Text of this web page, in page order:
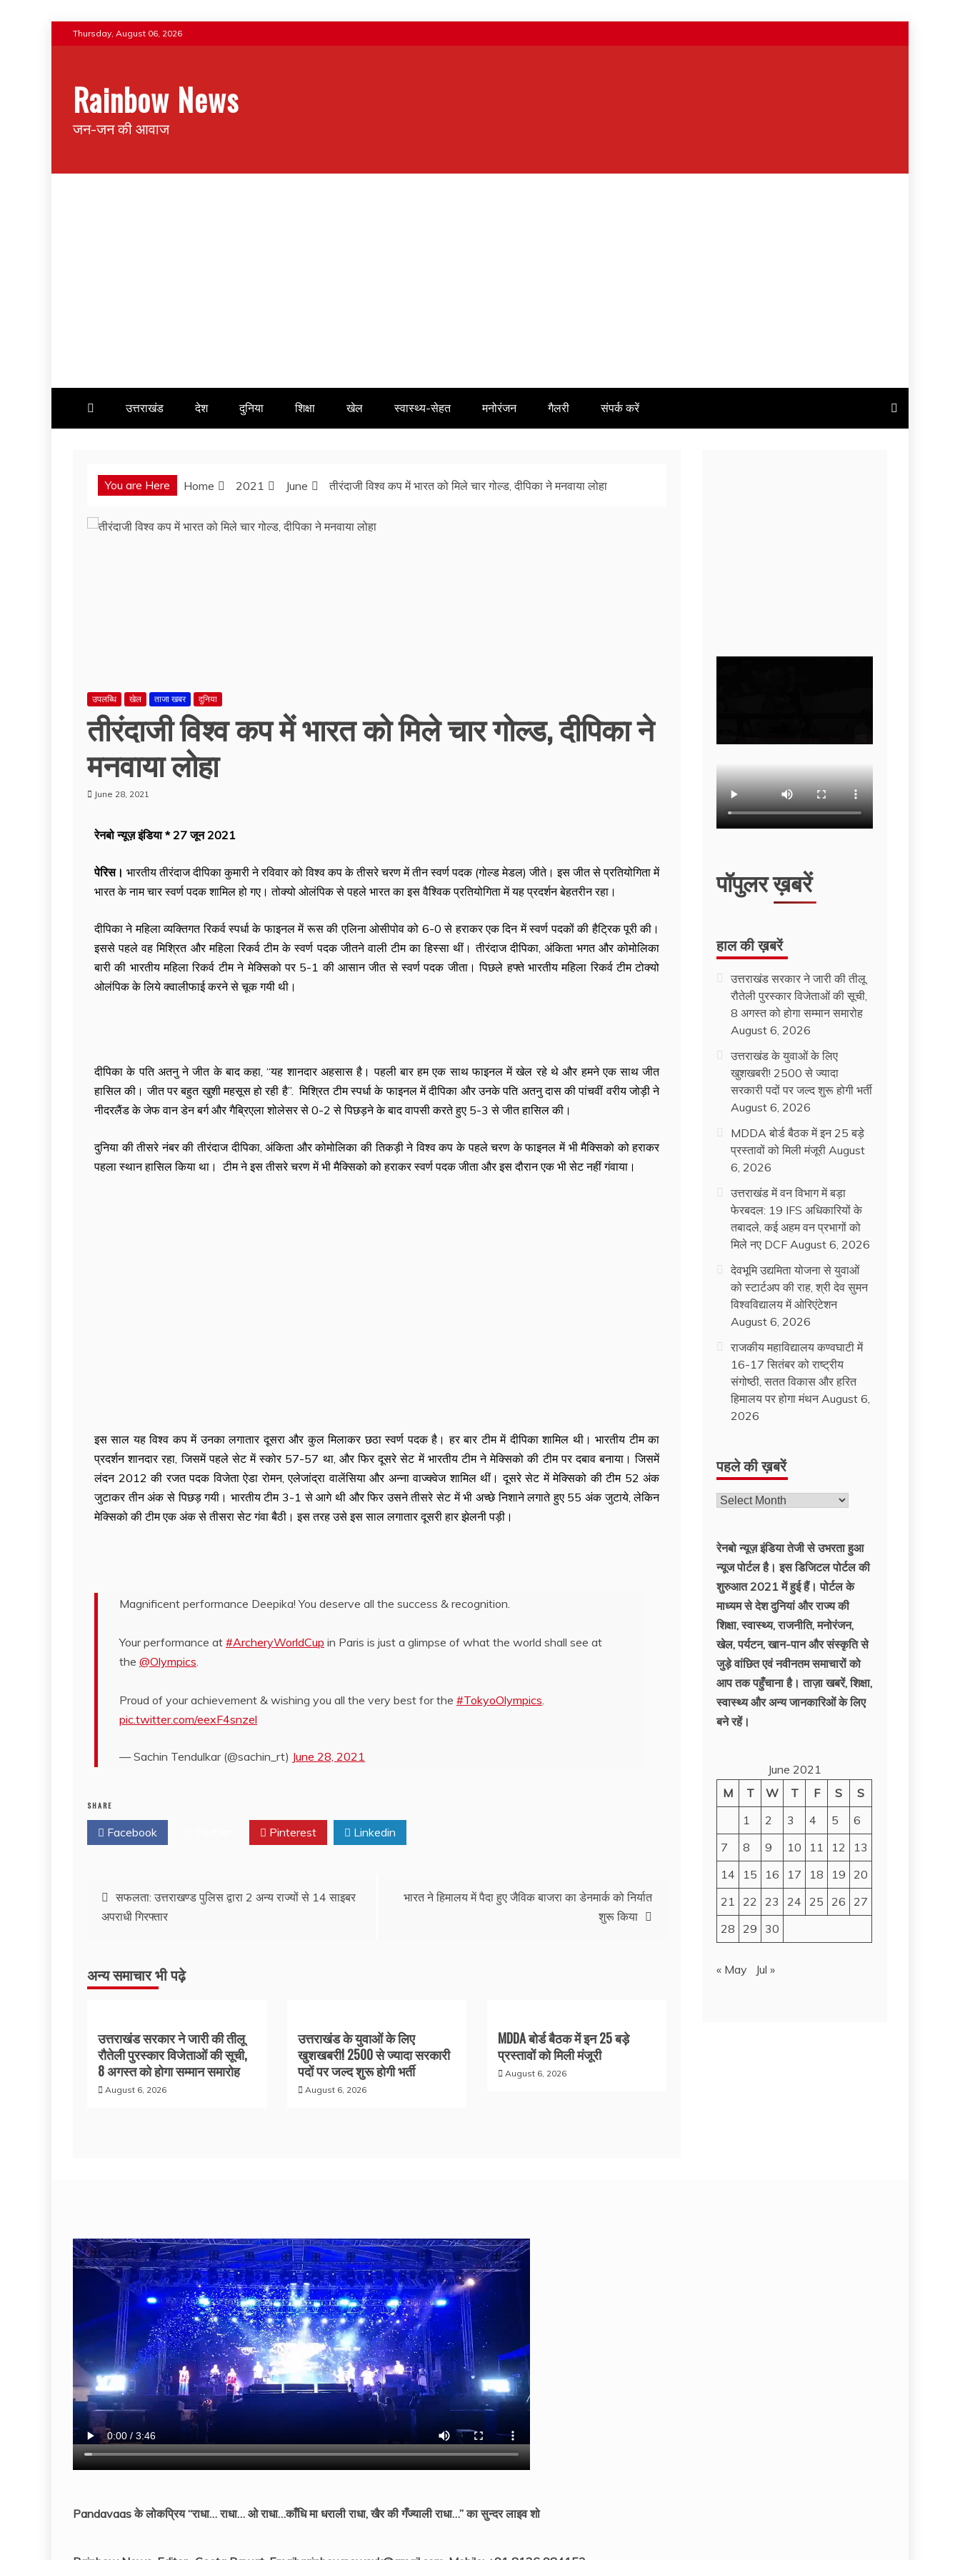
Thursday, August 06, 2026
Rainbow News
जन-जन की आवाज
उत्तराखंड देश दुनिया शिक्षा खेल स्वास्थ्य-सेहत मनोरंजन गैलरी संपर्क करें
You are Here Home 2021 June तीरंदाजी विश्व कप में भारत को मिले चार गोल्ड, दीपिका ने मनवाया लोहा
उपलब्धि खेल ताजा खबर दुनिया
तीरंदाजी विश्व कप में भारत को मिले चार गोल्ड, दीपिका ने
मनवाया लोहा
June 28, 2021
रेनबो न्यूज़ इंडिया * 27 जून 2021
पेरिस। भारतीय तीरंदाज दीपिका कुमारी ने रविवार को विश्व कप के तीसरे चरण में तीन स्वर्ण पदक (गोल्ड मेडल) जीते। इस जीत से प्रतियोगिता में
भारत के नाम चार स्वर्ण पदक शामिल हो गए। तोक्यो ओलंपिक से पहले भारत का इस वैश्विक प्रतियोगिता में यह प्रदर्शन बेहतरीन रहा।
दीपिका ने महिला व्यक्तिगत रिकर्व स्पर्धा के फाइनल में रूस की एलिना ओसीपोव को 6-0 से हराकर एक दिन में स्वर्ण पदकों की हैट्रिक पूरी की।
इससे पहले वह मिश्रित और महिला रिकर्व टीम के स्वर्ण पदक जीतने वाली टीम का हिस्सा थीं। तीरंदाज दीपिका, अंकिता भगत और कोमोलिका
बारी की भारतीय महिला रिकर्व टीम ने मेक्सिको पर 5-1 की आसान जीत से स्वर्ण पदक जीता। पिछले हफ्ते भारतीय महिला रिकर्व टीम टोक्यो
ओलंपिक के लिये क्वालीफाई करने से चूक गयी थी।
दीपिका के पति अतनु ने जीत के बाद कहा, ‘‘यह शानदार अहसास है। पहली बार हम एक साथ फाइनल में खेल रहे थे और हमने एक साथ जीत
हासिल की। जीत पर बहुत खुशी महसूस हो रही है”. मिश्रित टीम स्पर्धा के फाइनल में दीपिका और उनके पति अतनु दास की पांचवीं वरीय जोड़ी ने
नीदरलैंड के जेफ वान डेन बर्ग और गैब्रिएला शोलेसर से 0-2 से पिछड़ने के बाद वापसी करते हुए 5-3 से जीत हासिल की।
दुनिया की तीसरे नंबर की तीरंदाज दीपिका, अंकिता और कोमोलिका की तिकड़ी ने विश्व कप के पहले चरण के फाइनल में भी मैक्सिको को हराकर
पहला स्थान हासिल किया था। टीम ने इस तीसरे चरण में भी मैक्सिको को हराकर स्वर्ण पदक जीता और इस दौरान एक भी सेट नहीं गंवाया।
इस साल यह विश्व कप में उनका लगातार दूसरा और कुल मिलाकर छठा स्वर्ण पदक है। हर बार टीम में दीपिका शामिल थी। भारतीय टीम का
प्रदर्शन शानदार रहा, जिसमें पहले सेट में स्कोर 57-57 था, और फिर दूसरे सेट में भारतीय टीम ने मेक्सिको की टीम पर दबाव बनाया। जिसमें
लंदन 2012 की रजत पदक विजेता ऐडा रोमन, एलेजांद्रा वालेंसिया और अन्ना वाज्क्वेज शामिल थीं। दूसरे सेट में मेक्सिको की टीम 52 अंक
जुटाकर तीन अंक से पिछड़ गयी। भारतीय टीम 3-1 से आगे थी और फिर उसने तीसरे सेट में भी अच्छे निशाने लगाते हुए 55 अंक जुटाये, लेकिन
मेक्सिको की टीम एक अंक से तीसरा सेट गंवा बैठी। इस तरह उसे इस साल लगातार दूसरी हार झेलनी पड़ी।
Magnificent performance Deepika! You deserve all the success & recognition.
Your performance at #ArcheryWorldCup in Paris is just a glimpse of what the world shall see at
the @Olympics
Proud of your achievement & wishing you all the very best for the #TokyoOlympics
pic.twitter.com/eexF4snzel
— Sachin Tendulkar (@sachin_rt) June 28, 2021
SHARE
Facebook Pinterest Linkedin
सफलता: उत्तराखण्ड पुलिस द्वारा 2 अन्य राज्यों से 14 साइबर
अपराधी गिरफ्तार
भारत ने हिमालय में पैदा हुए जैविक बाजरा का डेनमार्क को निर्यात
शुरू किया
अन्य समाचार भी पढ़े
उत्तराखंड सरकार ने जारी की तीलू
रौतेली पुरस्कार विजेताओं की सूची,
8 अगस्त को होगा सम्मान समारोह
August 6, 2026
उत्तराखंड के युवाओं के लिए
खुशखबरी! 2500 से ज्यादा सरकारी
पदों पर जल्द शुरू होगी भर्ती
August 6, 2026
MDDA बोर्ड बैठक में इन 25 बड़े
प्रस्तावों को मिली मंजूरी
August 6, 2026
पॉपुलर ख़बरें
हाल की ख़बरें
उत्तराखंड सरकार ने जारी की तीलू
रौतेली पुरस्कार विजेताओं की सूची,
8 अगस्त को होगा सम्मान समारोह
August 6, 2026
उत्तराखंड के युवाओं के लिए
खुशखबरी! 2500 से ज्यादा
सरकारी पदों पर जल्द शुरू होगी भर्ती
August 6, 2026
MDDA बोर्ड बैठक में इन 25 बड़े
प्रस्तावों को मिली मंजूरी August
6, 2026
उत्तराखंड में वन विभाग में बड़ा
फेरबदल: 19 IFS अधिकारियों के
तबादले, कई अहम वन प्रभागों को
मिले नए DCF August 6, 2026
देवभूमि उद्यमिता योजना से युवाओं
को स्टार्टअप की राह, श्री देव सुमन
विश्वविद्यालय में ओरिएंटेशन
August 6, 2026
राजकीय महाविद्यालय कण्वघाटी में
16-17 सितंबर को राष्ट्रीय
संगोष्ठी, सतत विकास और हरित
हिमालय पर होगा मंथन August 6,
2026
पहले की ख़बरें
रेनबो न्यूज़ इंडिया तेजी से उभरता हुआ
न्‍यूज पोर्टल है। इस डिजिटल पोर्टल की
शुरुआत 2021 में हुई हैं। पोर्टल के
माध्यम से देश दुनियां और राज्य की
शिक्षा, स्वास्थ्य, राजनीति, मनोरंजन,
खेल, पर्यटन, खान-पान और संस्कृति से
जुड़े वांछित एवं नवीनतम समाचारों को
आप तक पहुँचाना है। ताज़ा खबरें, शिक्षा,
स्वास्थ्य और अन्य जानकारिओं के लिए
बने रहें।
June 2021
M
T W T F S
S
1
2 3 4 5
6
7
8 9 10 11 12
13
14
15 16 17 18 19
20
21
22 23 24 25 26
27
28
29 30
« May Jul »
Pandavaas के लोकप्रिय “राधा… राधा… ओ राधा…काँधि मा धराली राधा, खैर की गँज्याली राधा…” का सुन्दर लाइव शो